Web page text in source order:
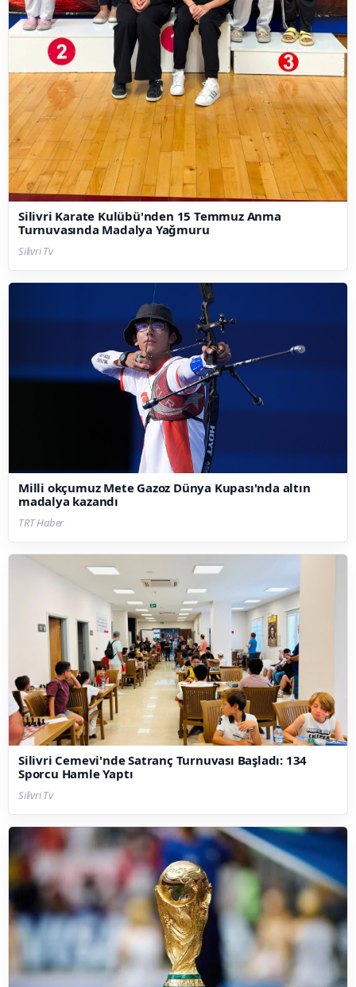
Silivri Karate Kulübü'nden 15 Temmuz Anma
Turnuvasında Madalya Yağmuru
Silivri Tv
Milli okçumuz Mete Gazoz Dünya Kupası'nda altın
madalya kazandı
TRT Haber
Silivri Cemevi'nde Satranç Turnuvası Başladı: 134
Sporcu Hamle Yaptı
Silivri Tv